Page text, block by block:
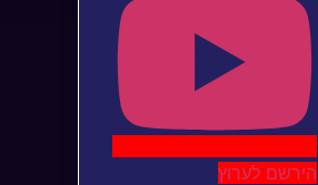
הירשם לערוץ